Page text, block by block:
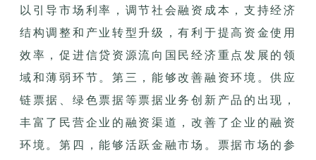
以引导市场利率，调节社会融资成本，支持经济
结构调整和产业转型升级，有利于提高资金使用
效率，促进信贷资源流向国民经济重点发展的领
域和薄弱环节。第三，能够改善融资环境。供应
链票据、绿色票据等票据业务创新产品的出现，
丰富了民营企业的融资渠道，改善了企业的融资
环境。第四，能够活跃金融市场。票据市场的参